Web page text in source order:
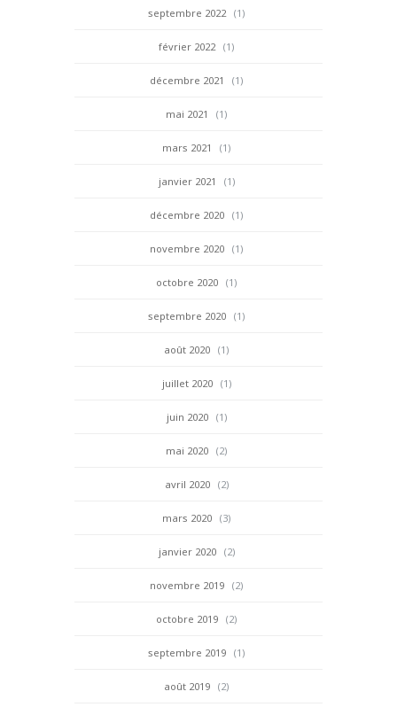
septembre 2022 (1)
février 2022 (1)
décembre 2021 (1)
mai 2021 (1)
mars 2021 (1)
janvier 2021 (1)
décembre 2020 (1)
novembre 2020 (1)
octobre 2020 (1)
septembre 2020 (1)
août 2020 (1)
juillet 2020 (1)
juin 2020 (1)
mai 2020 (2)
avril 2020 (2)
mars 2020 (3)
janvier 2020 (2)
novembre 2019 (2)
octobre 2019 (2)
septembre 2019 (1)
août 2019 (2)